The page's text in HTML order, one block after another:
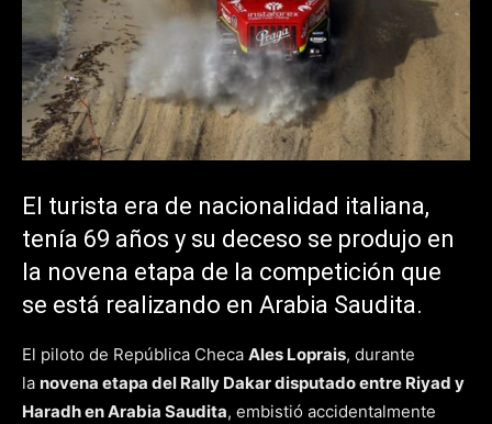
El turista era de nacionalidad italiana,
tenía 69 años y su deceso se produjo en
la novena etapa de la competición que
se está realizando en Arabia Saudita.
El piloto de República Checa Ales Loprais, durante
la novena etapa del Rally Dakar disputado entre Riyad y
Haradh en Arabia Saudita, embistió accidentalmente